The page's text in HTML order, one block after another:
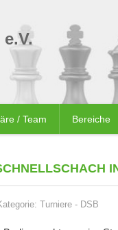
/ Team Bereiche
Turniere - DSB